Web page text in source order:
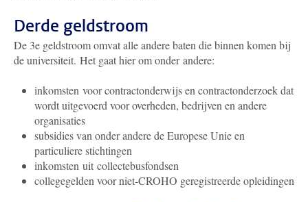
Derde geldstroom
De 3e geldstroom omvat alle andere baten die binnen komen bij
de universiteit. Het gaat hier om onder andere:
inkomsten voor contractonderwijs en contractonderzoek dat
wordt uitgevoerd voor overheden, bedrijven en andere
organisaties
subsidies van onder andere de Europese Unie en
particuliere stichtingen
inkomsten uit collectebusfondsen
collegegelden voor niet-CROHO geregistreerde opleidingen